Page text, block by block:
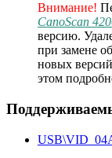
Внимание!
CanoScan
версию.
при замене
новых
этом